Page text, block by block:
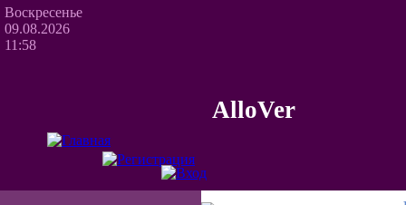
Воскресенье
09.08.2026
11:58
AlloVer